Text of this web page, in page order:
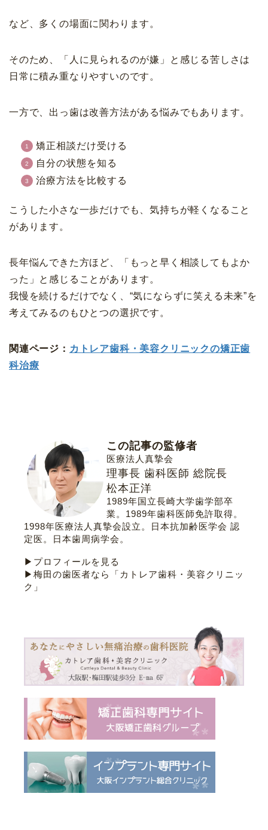
など、多くの場面に関わります。
そのため、「人に見られるのが嫌」と感じる苦しさは
日常に積み重なりやすいのです。
一方で、出っ歯は改善方法がある悩みでもあります。
矯正相談だけ受ける
自分の状態を知る
治療方法を比較する
こうした小さな一歩だけでも、気持ちが軽くなること
があります。
長年悩んできた方ほど、「もっと早く相談してもよか
った」と感じることがあります。
我慢を続けるだけでなく、“気にならずに笑える未来”を
考えてみるのもひとつの選択です。
関連ページ： カトレア歯科・美容クリニックの矯正歯
科治療
この記事の監修者
医療法人真摯会
理事長 歯科医師 総院長
松本正洋
1989年国立長崎大学歯学部卒
業。1989年歯科医師免許取得。
1998年医療法人真摯会設立。
日本抗加齢医学会 認
定医 。 日本歯周病学会 。
▶プロフィールを見る
▶梅田の歯医者なら「カトレア歯科・美容クリニッ
ク」